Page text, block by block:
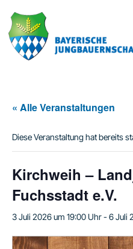
Inhalt
springen
Fußzeile
springen
« Alle Veranstaltungen
Diese Veranstaltung hat bereits
Kirchweih –
Fuchsstadt e.V.
3 Juli 2026 um 19:00 Uhr-6 Juli